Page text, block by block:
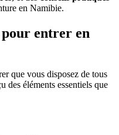
en Namibie.
pour entrer en
que vous disposez de tous
des éléments essentiels que